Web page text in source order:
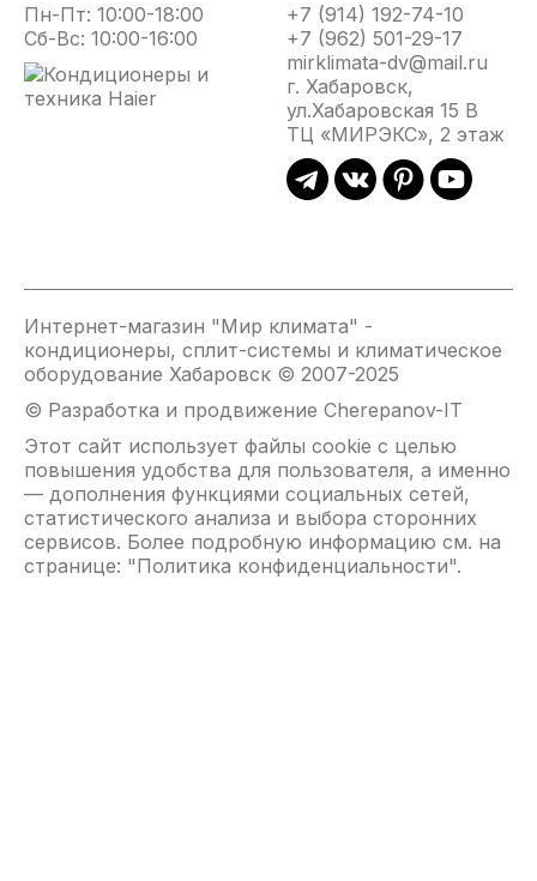
Пн-Пт: 10:00-18:00
Сб-Вс: 10:00-16:00
+7 (914) 192-74-10
+7 (962) 501-29-17
mirklimata-dv@mail.ru
г. Хабаровск,
ул.Хабаровская 15 В
ТЦ «МИРЭКС», 2 этаж
Интернет-магазин "Мир климата" -
кондиционеры, сплит-системы и климатическое
оборудование Хабаровск © 2007-2025
© Разработка и продвижение Cherepanov-IT
Этот сайт использует файлы cookie с целью
повышения удобства для пользователя, а именно
— дополнения функциями социальных сетей,
статистического анализа и выбора сторонних
сервисов. Более подробную информацию см. на
странице: "Политика конфиденциальности".